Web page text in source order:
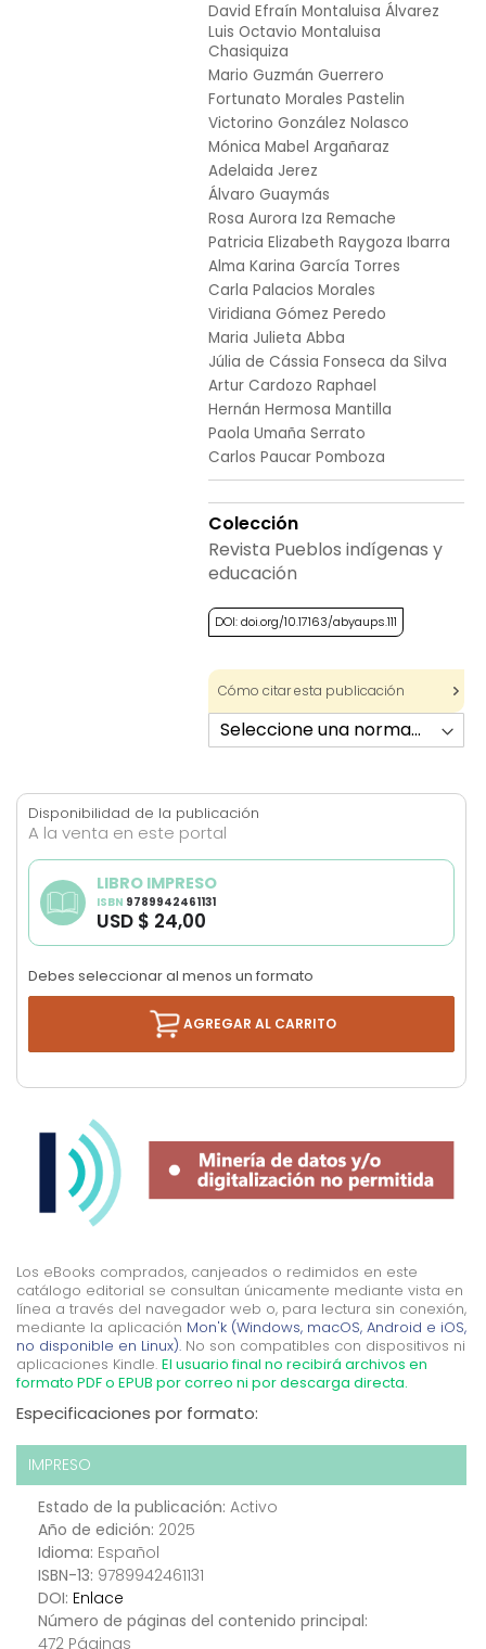
David Efraín Montaluisa Álvarez
Luis Octavio Montaluisa
Chasiquiza
Mario Guzmán Guerrero
Fortunato Morales Pastelin
Victorino González Nolasco
Mónica Mabel Argañaraz
Adelaida Jerez
Álvaro Guaymás
Rosa Aurora Iza Remache
Patricia Elizabeth Raygoza Ibarra
Alma Karina García Torres
Carla Palacios Morales
Viridiana Gómez Peredo
Maria Julieta Abba
Júlia de Cássia Fonseca da Silva
Artur Cardozo Raphael
Hernán Hermosa Mantilla
Paola Umaña Serrato
Carlos Paucar Pomboza
Colección
Revista Pueblos indígenas y
educación
DOI: doi.org/10.17163/abyaups.111
Cómo citar esta publicación
Disponibilidad de la publicación
A la venta en este portal
LIBRO IMPRESO
ISBN 9789942461131
USD $ 24,00
Debes seleccionar al menos un formato
AGREGAR AL CARRITO
Los eBooks comprados, canjeados o redimidos en este
catálogo editorial se consultan únicamente mediante vista en
línea a través del navegador web o, para lectura sin conexión,
mediante la aplicación Mon'k (Windows, macOS, Android e iOS,
no disponible en Linux). No son compatibles con dispositivos ni
aplicaciones Kindle. El usuario final no recibirá archivos en
formato PDF o EPUB por correo ni por descarga directa.
Especificaciones por formato:
IMPRESO
Estado de la publicación: Activo
Año de edición: 2025
Idioma: Español
ISBN-13: 9789942461131
DOI: Enlace
Número de páginas del contenido principal:
472 Páginas